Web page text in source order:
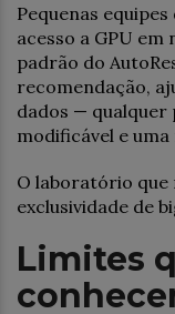
Pequenas
acesso a GPU em
padrão do
recomendação,
dados — qualquer
modificável e
O laboratório que
exclusividade de
Limites